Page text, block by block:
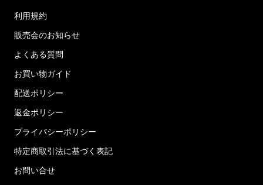
利用規約
販売会のお知らせ
よくある質問
お買い物ガイド
配送ポリシー
返金ポリシー
プライバシーポリシー
特定商取引法に基づく表記
お問い合せ